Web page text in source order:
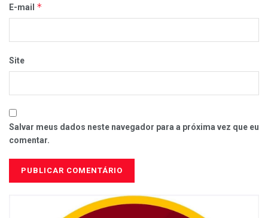
E-mail *
Site
Salvar meus dados neste navegador para a próxima vez que eu
comentar.